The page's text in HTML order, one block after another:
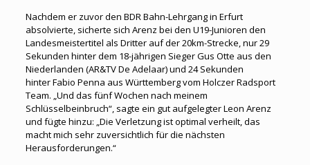
Nachdem er zuvor den BDR Bahn-Lehrgang in Erfurt
absolvierte, sicherte sich Arenz bei den U19-Junioren den
Landesmeistertitel als Dritter auf der 20km-Strecke, nur 29
Sekunden hinter dem 18-jährigen Sieger Gus Otte aus den
Niederlanden (AR&TV De Adelaar) und 24 Sekunden
hinter Fabio Penna aus Württemberg vom Holczer Radsport
Team. „Und das fünf Wochen nach meinem
Schlüsselbeinbruch“, sagte ein gut aufgelegter Leon Arenz
und fügte hinzu: „Die Verletzung ist optimal verheilt, das
macht mich sehr zuversichtlich für die nächsten
Herausforderungen.“